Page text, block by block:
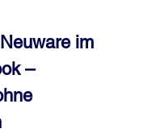
im
–